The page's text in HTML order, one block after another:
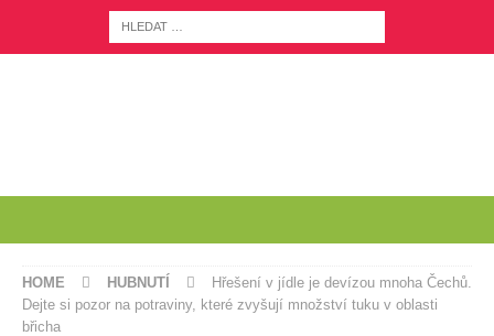
HOME HUBNUTÍ
Hřešení v jídle je devízou mnoha Čechů.
Dejte si pozor na potraviny, které zvyšují množství tuku v oblasti
břicha